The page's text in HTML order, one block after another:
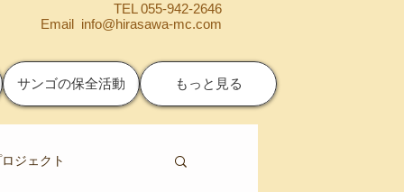
TEL 055-942-2646
Email info@hirasawa-mc.com
サンゴの保全活動 もっと見る
ジェクト